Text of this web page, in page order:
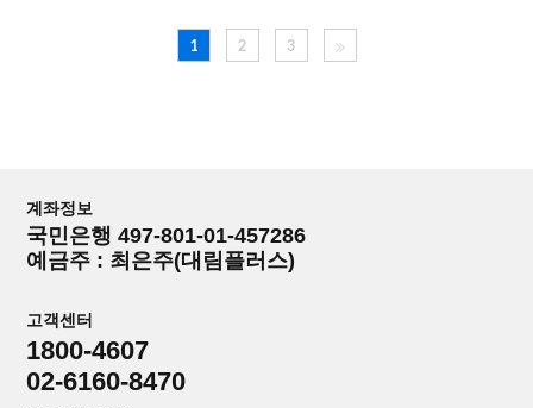
1 2 3
계좌정보
국민은행 497-801-01-457286
예금주 : 최은주(대림플러스)
고객센터
1800-4607
02-6160-8470